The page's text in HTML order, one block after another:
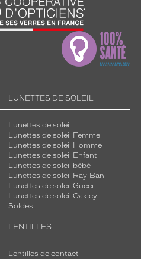
LUNETTES DE SOLEIL
Lunettes de soleil
Lunettes de soleil Femme
Lunettes de soleil Homme
Lunettes de soleil Enfant
Lunettes de soleil bébé
Lunettes de soleil Ray-Ban
Lunettes de soleil Gucci
Lunettes de soleil Oakley
Soldes
LENTILLES
Lentilles de contact